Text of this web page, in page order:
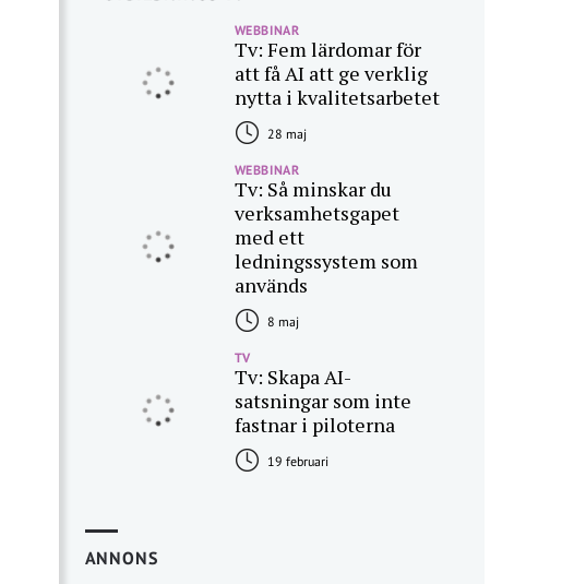
WEBBINAR
Tv: Fem lärdomar för
att få AI att ge verklig
nytta i kvalitetsarbetet
28 maj
WEBBINAR
Tv: Så minskar du
verksamhetsgapet
med ett
ledningssystem som
används
8 maj
TV
Tv: Skapa AI-
satsningar som inte
fastnar i piloterna
19 februari
ANNONS